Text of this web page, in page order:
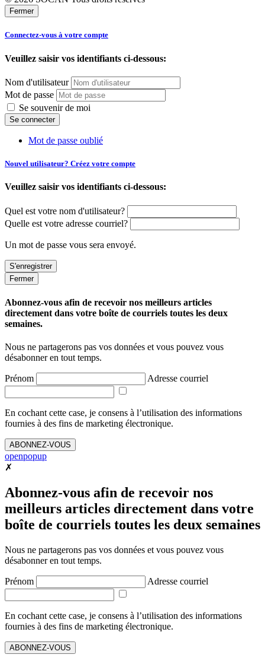
Fermer
Connectez-vous à votre compte
Veuillez saisir vos identifiants ci-dessous:
Nom d'utilisateur
Mot de passe
Se souvenir de moi
Mot de passe oublié
Nouvel utilisateur? Créez votre compte
Veuillez saisir vos identifiants ci-dessous:
Quel est votre nom d'utilisateur?
Quelle est votre adresse courriel?
Un mot de passe vous sera envoyé.
Fermer
Abonnez-vous afin de recevoir nos meilleurs articles
directement dans votre boîte de courriels toutes les deux
semaines.
Nous ne partagerons pas vos données et vous pouvez vous
désabonner en tout temps.
Prénom Adresse courriel
En cochant cette case, je consens à l’utilisation des informations
fournies à des fins de marketing électronique.
ABONNEZ-VOUS
openpopup
✗
Abonnez-vous afin de recevoir nos
meilleurs articles directement dans votre
boîte de courriels toutes les deux semaines
Nous ne partagerons pas vos données et vous pouvez vous
désabonner en tout temps.
Prénom Adresse courriel
En cochant cette case, je consens à l’utilisation des informations
fournies à des fins de marketing électronique.
ABONNEZ-VOUS